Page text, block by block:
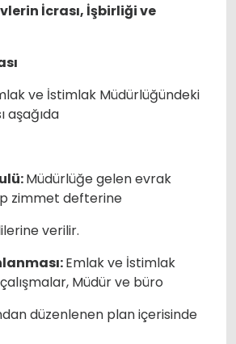
İcrası, İşbirliği ve
ve İstimlak Müdürlüğündeki
aşağıda
Müdürlüğe gelen evrak
zimmet defterine
verilir.
Emlak ve İstimlak
Müdür ve büro
düzenlenen plan içerisinde